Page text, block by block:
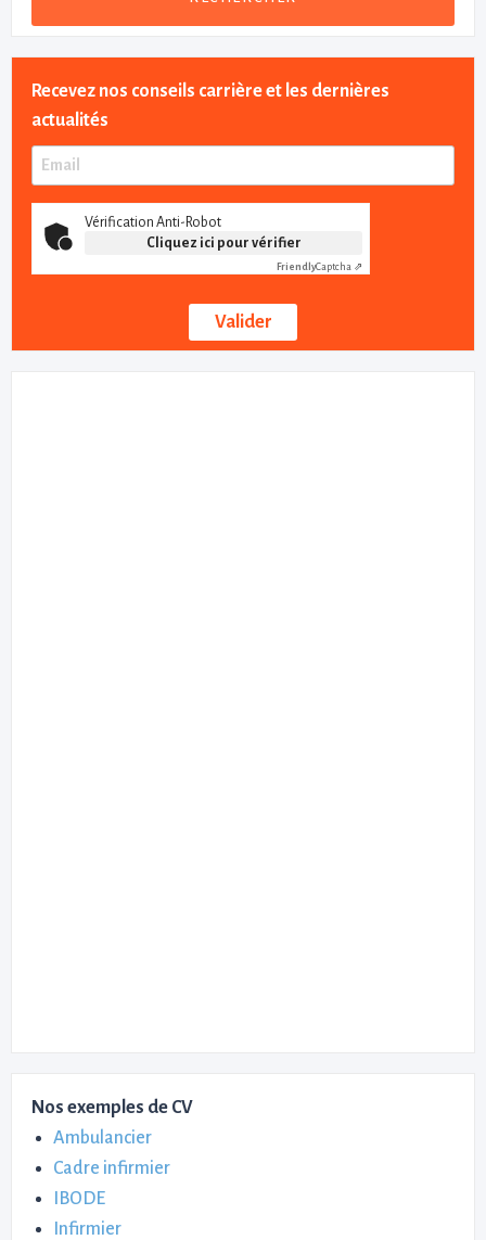
Recevez nos conseils carrière et les dernières
actualités
Vérification Anti-Robot
Cliquez ici pour vérifier
FriendlyCaptcha ⇗
Nos exemples de CV
Ambulancier
Cadre infirmier
IBODE
Infirmier